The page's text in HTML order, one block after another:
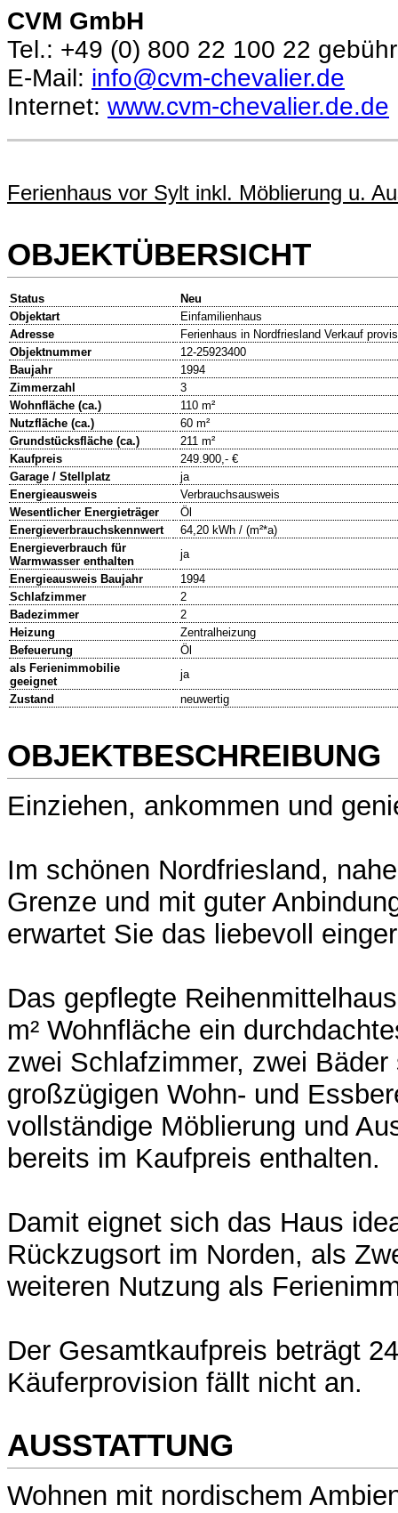
CVM GmbH
Tel.: +49 (0) 800 22 100 22
E-Mail: info@cvm-chevalier.de
Internet: www.cvm-chevalier.de.de
Ferienhaus vor Sylt inkl. Möblierung u.
OBJEKTÜBERSICHT
Status
Neu
Objektart
Einfamilienhaus
Adresse
Ferienhaus in Nordfriesland Verkauf
Objektnummer
12-25923400
Baujahr
1994
Zimmerzahl
3
Wohnfläche (ca.)
110 m²
Nutzfläche (ca.)
60 m²
Grundstücksfläche (ca.)
211 m²
Kaufpreis
249.900,- €
Garage / Stellplatz
ja
Energieausweis
Verbrauchsausweis
Wesentlicher Energieträger
Öl
Energieverbrauchskennwert
64,20 kWh / (m²*a)
Energieverbrauch für
Warmwasser enthalten
ja
Energieausweis Baujahr
1994
Schlafzimmer
2
Badezimmer
2
Heizung
Zentralheizung
Befeuerung
Öl
als Ferienimmobilie
geeignet
ja
Zustand
neuwertig
OBJEKTBESCHREIBUNG
Einziehen, ankommen und
Im schönen Nordfriesland,
Grenze und mit guter
erwartet Sie das liebevoll
Das gepflegte
m² Wohnfläche ein
zwei Schlafzimmer, zwei Bäder
großzügigen Wohn- und
vollständige Möblierung und
bereits im Kaufpreis enthalten.
Damit eignet sich das Haus
Rückzugsort im Norden, als
weiteren Nutzung als
Der Gesamtkaufpreis beträgt
Käuferprovision fällt nicht an.
AUSSTATTUNG
Wohnen mit nordischem